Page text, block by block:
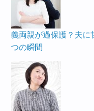
義両親が過保護？夫に
つの瞬間